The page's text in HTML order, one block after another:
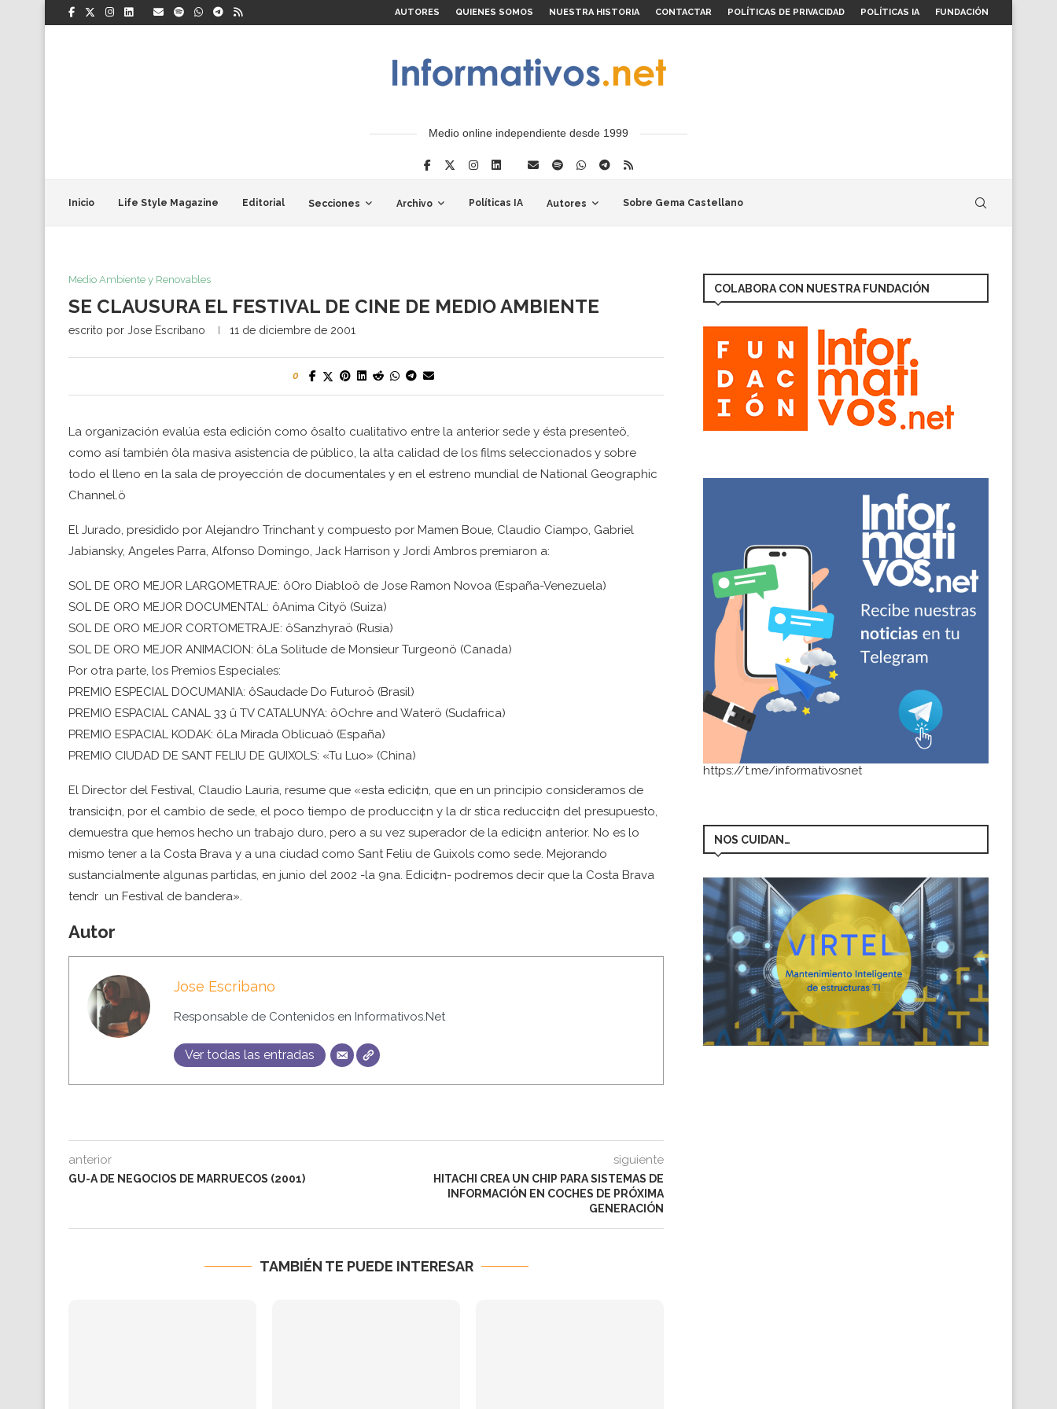
AUTORES QUIENES SOMOS NUESTRA HISTORIA CONTACTAR POLÍTICAS DE PRIVACIDAD POLÍTICAS IA FUNDACIÓN
Medio online independiente desde 1999
Inicio Life Style Magazine Editorial Secciones Archivo Políticas IA Autores Sobre Gema Castellano
Medio Ambiente y Renovables
SE CLAUSURA EL FESTIVAL DE CINE DE MEDIO AMBIENTE
escrito por Jose Escribano 11 de diciembre de 2001
0
La organización evalúa esta edición como ôsalto cualitativo entre la anterior sede y ésta presenteö,
como así también ôla masiva asistencia de público, la alta calidad de los films seleccionados y sobre
todo el lleno en la sala de proyección de documentales y en el estreno mundial de National Geographic
Channel.ö
El Jurado, presidido por Alejandro Trinchant y compuesto por Mamen Boue, Claudio Ciampo, Gabriel
Jabiansky, Angeles Parra, Alfonso Domingo, Jack Harrison y Jordi Ambros premiaron a:
SOL DE ORO MEJOR LARGOMETRAJE: ôOro Diabloö de Jose Ramon Novoa (España-Venezuela)
SOL DE ORO MEJOR DOCUMENTAL: ôAnima Cityö (Suiza)
SOL DE ORO MEJOR CORTOMETRAJE: ôSanzhyraö (Rusia)
SOL DE ORO MEJOR ANIMACION: ôLa Solitude de Monsieur Turgeonö (Canada)
Por otra parte, los Premios Especiales:
PREMIO ESPECIAL DOCUMANIA: ôSaudade Do Futuroö (Brasil)
PREMIO ESPACIAL CANAL 33 û TV CATALUNYA: ôOchre and Waterö (Sudafrica)
PREMIO ESPACIAL KODAK: ôLa Mirada Oblicuaö (España)
PREMIO CIUDAD DE SANT FELIU DE GUIXOLS: «Tu Luo» (China)
El Director del Festival, Claudio Lauria, resume que «esta edici¢n, que en un principio consideramos de
transici¢n, por el cambio de sede, el poco tiempo de producci¢n y la dr stica reducci¢n del presupuesto,
demuestra que hemos hecho un trabajo duro, pero a su vez superador de la edici¢n anterior. No es lo
mismo tener a la Costa Brava y a una ciudad como Sant Feliu de Guixols como sede. Mejorando
sustancialmente algunas partidas, en junio del 2002 -la 9na. Edici¢n- podremos decir que la Costa Brava
tendr un Festival de bandera».
Autor
Jose Escribano
Responsable de Contenidos en Informativos.Net
Ver todas las entradas
anterior
GU-A DE NEGOCIOS DE MARRUECOS (2001)
siguiente
HITACHI CREA UN CHIP PARA SISTEMAS DE
INFORMACIÓN EN COCHES DE PRÓXIMA
GENERACIÓN
TAMBIÉN TE PUEDE INTERESAR
COLABORA CON NUESTRA FUNDACIÓN
https://t.me/informativosnet
NOS CUIDAN…